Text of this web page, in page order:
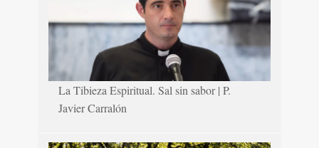
La Tibieza Espiritual. Sal sin sabor | P.
Javier Carralón